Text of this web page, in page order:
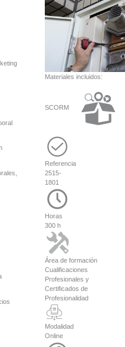
Materiales incluidos:
SCORM
Referencia
2515-
1801
Horas
300 h
Área de formación
Cualificaciones
Profesionales y
Certificados de
Profesionalidad
Modalidad
Online